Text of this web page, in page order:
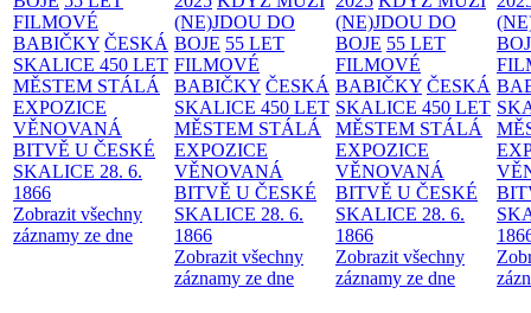
FILMOVÉ
BABIČKY ČESKÁ
SKALICE 450 LET
MĚSTEM STÁLÁ
EXPOZICE
VĚNOVANÁ
BITVĚ U ČESKÉ
SKALICE 28. 6.
1866
Zobrazit všechny
záznamy ze dne
(NE)JDOU DO
BOJE 55 LET
FILMOVÉ
BABIČKY ČESKÁ
SKALICE 450 LET
MĚSTEM STÁLÁ
EXPOZICE
VĚNOVANÁ
BITVĚ U ČESKÉ
SKALICE 28. 6.
1866
Zobrazit všechny
záznamy ze dne
(NE)JDOU DO
BOJE 55 LET
FILMOVÉ
BABIČKY ČESKÁ
SKALICE 450 LET
MĚSTEM STÁLÁ
EXPOZICE
VĚNOVANÁ
BITVĚ U ČESKÉ
SKALICE 28. 6.
1866
Zobrazit všechny
záznamy ze dne